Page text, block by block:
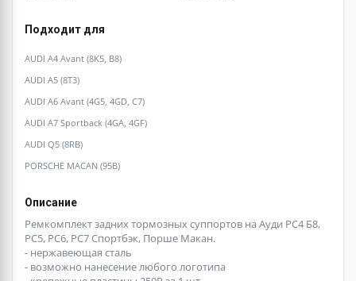
Подходит для
AUDI A4 Avant (8K5, B8)
AUDI A5 (8T3)
AUDI A6 Avant (4G5, 4GD, C7)
AUDI A7 Sportback (4GA, 4GF)
AUDI Q5 (8RB)
PORSCHE MACAN (95B)
Описание
Ремкомплект задних тормозных суппортов на Ауди РС4 Б8,
РС5, РС6, РС7 Спортбэк, Порше Макан.
- нержавеющая сталь
- возможно нанесение любого логотипа